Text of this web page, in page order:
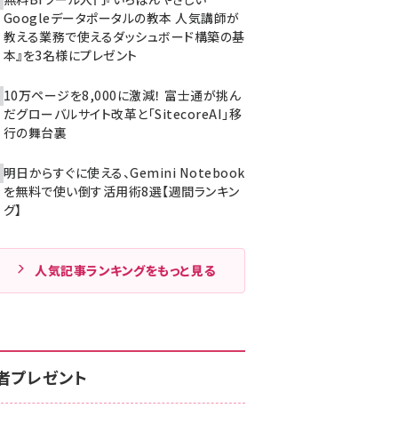
Googleデータポータルの教本 人気講師が
教える業務で使えるダッシュボード構築の基
本』を3名様にプレゼント
10万ページを8,000に激減！ 富士通が挑ん
だグローバルサイト改革と「SitecoreAI」移
行の舞台裏
明日からすぐに使える、Gemini Notebook
を無料で使い倒す活用術8選【週間ランキン
グ】
人気記事ランキングをもっと見る
プレゼント